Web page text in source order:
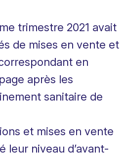
trimestre 2021 avait
de mises en vente et
en
après les
sanitaire de
et mises en vente
leur niveau d’avant-